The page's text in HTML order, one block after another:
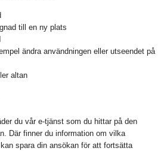
till en ny plats
ändra användningen eller utseendet på
altan
du vår e-tjänst som du hittar på den
Där finner du information om vilka
spara din ansökan för att fortsätta